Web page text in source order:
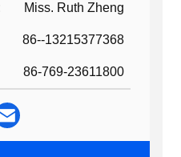
Miss. Ruth Zheng
86--13215377368
86-769-23611800